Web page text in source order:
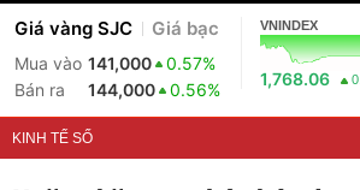
Giá vàng SJC Giá bạc
Mua vào 141,000
0.57%
Bán ra
144,000 0.56%
VNINDEX
1,768.06
KINH TẾ SỐ